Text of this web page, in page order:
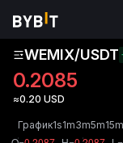
WEMIX/USDT
0.2085
≈0.20 USD
График1s1m3m5m15m